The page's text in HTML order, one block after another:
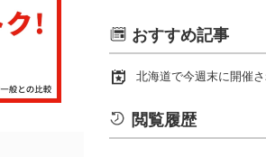
おすすめ記事
北海道で今週末に開催
閲覧履歴